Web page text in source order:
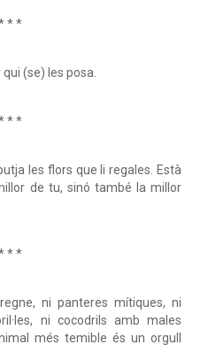
* *
(se) les posa.
* *
les flors que li regales. Està
de tu, sinó també la millor
* *
ni panteres mítiques, ni
ni cocodrils amb males
més temible és un orgull